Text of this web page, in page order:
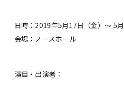
日時：2019年5月17日（金）～ 5月
会場：ノースホール
演目・出演者：